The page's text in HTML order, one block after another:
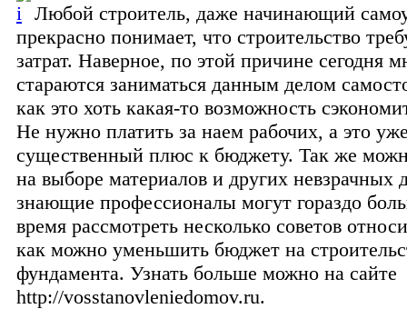
Любой строитель, даже начинающий
прекрасно понимает, что строительство
затрат. Наверное, по этой причине сегодня
стараются заниматься данным делом
как это хоть какая-то возможность
Не нужно платить за наем рабочих, а это
существенный плюс к бюджету. Так же
на выборе материалов и других невзрачных
знающие профессионалы могут гораздо
время рассмотреть несколько советов
как можно уменьшить бюджет на
фундамента. Узнать больше можно на сайте
http://vosstanovleniedomov.ru.